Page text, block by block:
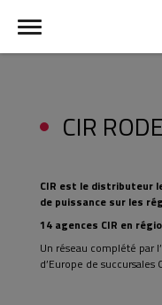
CIR
CIR est le distributeur
de puissance sur les
14 agences CIR en
Un réseau complété par
d’Europe de succursales